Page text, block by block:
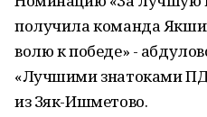
получила команда
волю к победе» -
«Лучшими знатоками
из Зяк-Ишметово.